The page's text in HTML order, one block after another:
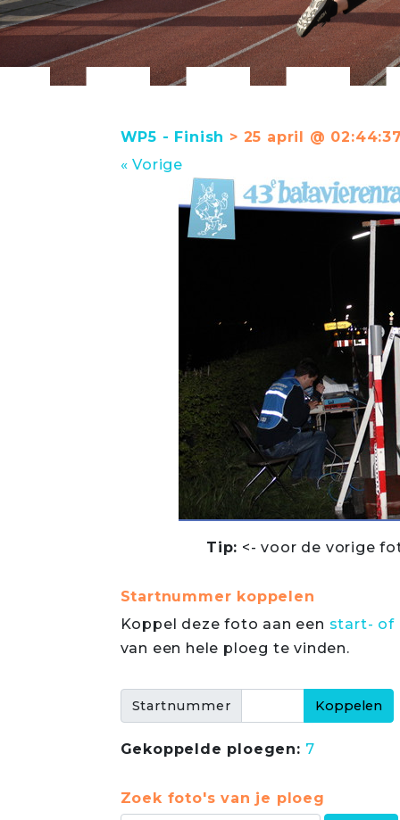
WP5 - Finish > 25 april @
« Vorige
Tip: <- voor de vorige
Startnummer koppelen
Koppel deze foto aan een start- of
van een hele ploeg te vinden.
Startnummer
Gekoppelde ploegen: 7
Zoek foto's van je ploeg